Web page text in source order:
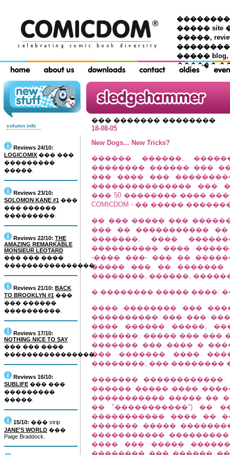
���������
����� site
�����,
����� blog,
������
column info
Reviews 24/10:
LOGICOMIX ��� ���
���������
�����.
Reviews 23/10:
SOLOMON KANE #1 ���
��� ������
���������.
Reviews 22/10: THE
AMAZING REMARKABLE
MONSIEUR LEOTARD
��� ��� ����
����������������.
Reviews 21/10: BACK
TO BROOKLYN #1 ���
��� ������
����������.
Reviews 17/10:
NOTHING NICE TO SAY
��� ��� ����
����������������.
Reviews 16/10:
SUBLIFE ��� ���
���������
�����.
15/10: ��� strip
JANE'S WORLD ���
Paige Braddock.
��� ������� ��������
18-08-05
New Dogs... New Tricks?
������ ������,
�������� ������ ���
��� ���� ���
��������������� ���
��� 50 �������� ����
COMICDOM - �� �����
�� ��� ����� ���
��� �� �����������
�������, ����
���������� ����
-���� ���- ��� ��
����� ��� ��
��������, ������,
� �������� ����� ����:
���� �������� ���
���������� ��� ���
���� ������ �����,
�������, ����� ��� ���
������� ��� ���� �
��� ������� ����
��������, ��� ��������
�������
������ ����� ����
����������� ����� ��
�� "�����������") ��
����������� ���� ��
������� �����
�����������
���� ��� �����
�������� ��� ������